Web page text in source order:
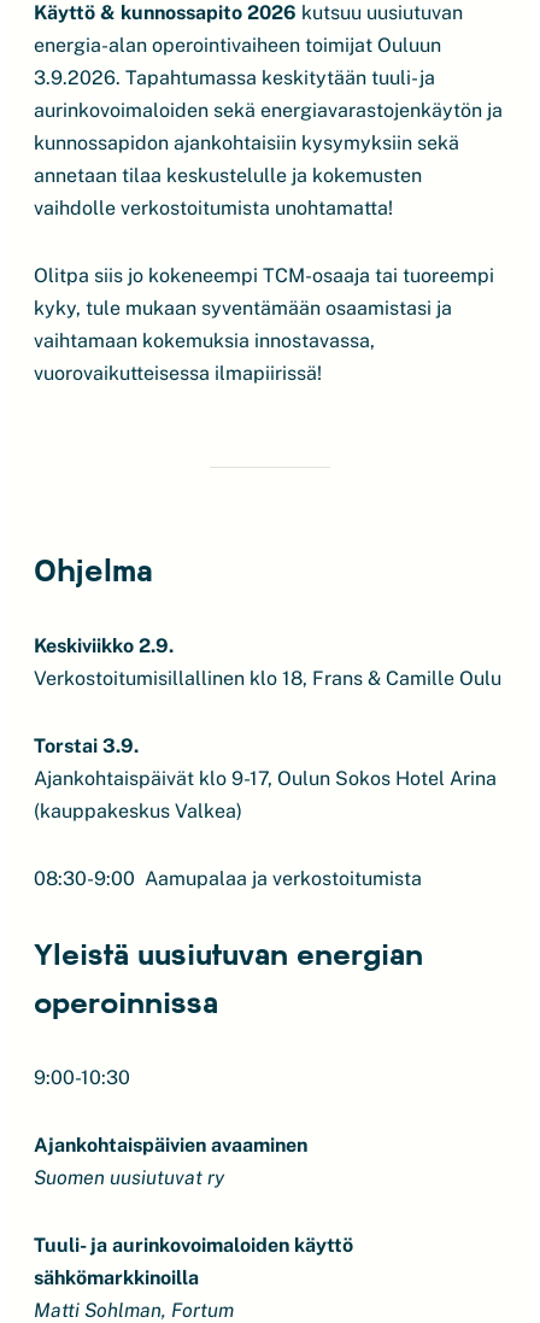
Käyttö & kunnossapito 2026 kutsuu uusiutuvan
energia-alan operointivaiheen toimijat Ouluun
3.9.2026. Tapahtumassa keskitytään tuuli- ja
aurinkovoimaloiden sekä energiavarastojenkäytön ja
kunnossapidon ajankohtaisiin kysymyksiin sekä
annetaan tilaa keskustelulle ja kokemusten
vaihdolle verkostoitumista unohtamatta!
Olitpa siis jo kokeneempi TCM-osaaja tai tuoreempi
kyky, tule mukaan syventämään osaamistasi ja
vaihtamaan kokemuksia innostavassa,
vuorovaikutteisessa ilmapiirissä!
Ohjelma
Keskiviikko 2.9.
Verkostoitumisillallinen klo 18, Frans & Camille Oulu
Torstai 3.9.
Ajankohtaispäivät klo 9-17, Oulun Sokos Hotel Arina
(kauppakeskus Valkea)
08:30-9:00 Aamupalaa ja verkostoitumista
Yleistä uusiutuvan energian
operoinnissa
9:00-10:30
Ajankohtaispäivien avaaminen
Suomen uusiutuvat ry
Tuuli- ja aurinkovoimaloiden käyttö
sähkömarkkinoilla
Matti Sohlman, Fortum